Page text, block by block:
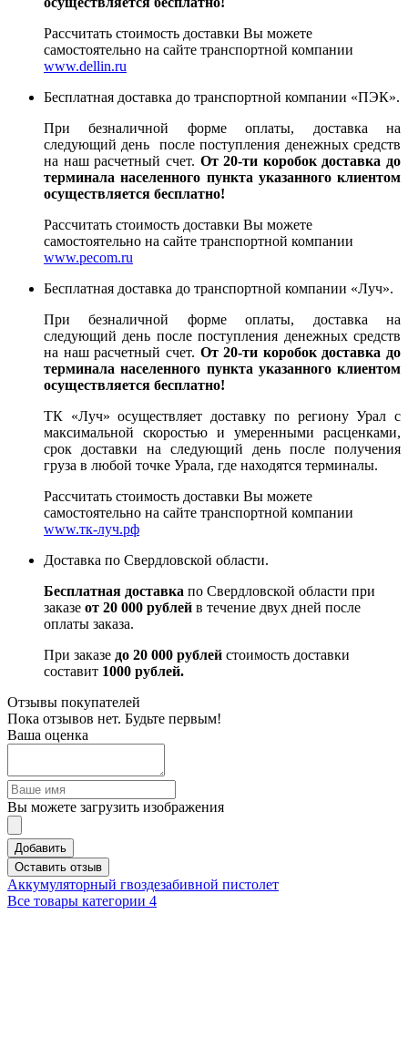
Рассчитать стоимость доставки Вы можете
самостоятельно на сайте транспортной компании
www.dellin.ru
Бесплатная доставка до транспортной компании «ПЭК».
При безналичной форме оплаты, доставка на
следующий день после поступления денежных средств
на наш расчетный счет. От 20-ти коробок доставка до
терминала населенного пункта указанного клиентом
осуществляется бесплатно!
Рассчитать стоимость доставки Вы можете
самостоятельно на сайте транспортной компании
www.pecom.ru
Бесплатная доставка до транспортной компании «Луч».
При безналичной форме оплаты, доставка на
следующий день после поступления денежных средств
на наш расчетный счет. От 20-ти коробок доставка до
терминала населенного пункта указанного клиентом
осуществляется бесплатно!
ТК «Луч» осуществляет доставку по региону Урал с
максимальной скоростью и умеренными расценками,
срок доставки на следующий день после получения
груза в любой точке Урала, где находятся терминалы.
Рассчитать стоимость доставки Вы можете
самостоятельно на сайте транспортной компании
www.тк-луч.рф
Доставка по Свердловской области.
Бесплатная доставка по Свердловской области при
заказе от 20 000 рублей в течение двух дней после
оплаты заказа.
При заказе до 20 000 рублей стоимость доставки
составит 1000 рублей.
Отзывы покупателей
Пока отзывов нет. Будьте первым!
Ваша оценка
Вы можете загрузить изображения
Добавить
Оставить отзыв
Аккумуляторный гвоздезабивной пистолет
Все товары категории 4